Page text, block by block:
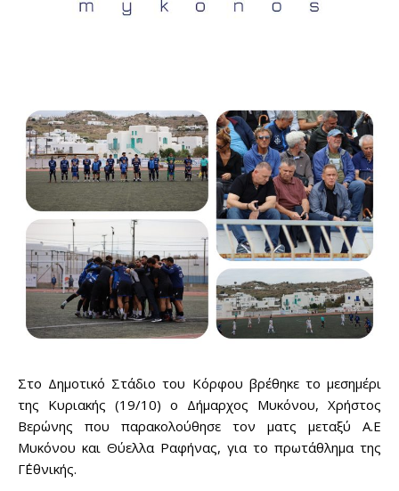
Στο Δημοτικό Στάδιο του Κόρφου βρέθηκε το μεσημέρι
της Κυριακής (19/10) ο Δήμαρχος Μυκόνου, Χρήστος
Βερώνης που παρακολούθησε τον ματς μεταξύ Α.Ε
Μυκόνου και Θύελλα Ραφήνας, για το πρωτάθλημα της
Γ΄Εθνικής.